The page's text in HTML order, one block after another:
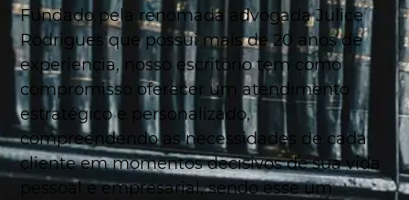
Fundado pela renomada advogada Julice
Rodrigues que possui mais de 20 anos de
experiencia, nosso escritório tem como
compromisso oferecer um atendimento
estratégico e personalizado,
compreendendo as necessidades de cada
cliente em momentos decisivos de sua vida
pessoal e empresarial, sendo esse um